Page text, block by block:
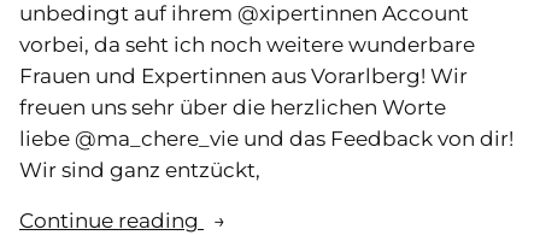
unbedingt auf ihrem @xipertinnen Account
vorbei, da seht ich noch weitere wunderbare
Frauen und Expertinnen aus Vorarlberg! Wir
freuen uns sehr über die herzlichen Worte
liebe @ma_chere_vie und das Feedback von dir!
Wir sind ganz entzückt,
Continue reading „Statement